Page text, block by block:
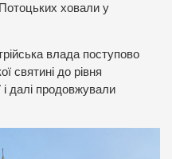
ховали у
влада поступово
святині до рівня
і далі продовжували